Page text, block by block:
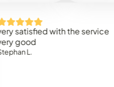
with the service